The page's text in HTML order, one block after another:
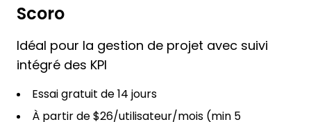
Scoro
Idéal pour la gestion de projet avec suivi
intégré des KPI
Essai gratuit de 14 jours
À partir de $26/utilisateur/mois (min 5